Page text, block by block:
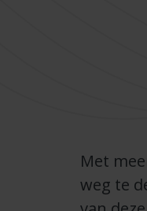
Met
weg te